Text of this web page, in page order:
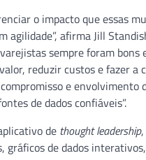
o impacto que essas
agilidade”, afirma Jill
sempre foram
reduzir custos e fazer a
e
de dados confiáveis”.
de thought leadership
gráficos de dados interativos,